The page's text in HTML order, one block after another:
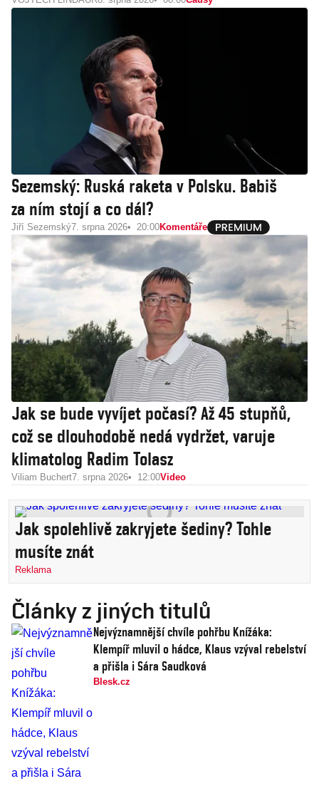
Sezemský: Ruská raketa v Polsku. Babiš
za ním stojí a co dál?
Jiří Sezemský7. srpna 2026 20:00Komentáře
Jak se bude vyvíjet počasí? Až 45 stupňů,
což se dlouhodobě nedá vydržet, varuje
klimatolog Radim Tolasz
Viliam Buchert7. srpna 2026 12:00Video
Jak spolehlivě zakryjete šediny? Tohle
musíte znát
Reklama
Články z jiných titulů
Nejvýznamnější chvíle pohřbu Knížáka:
Klempíř mluvil o hádce, Klaus vzýval rebelství
a přišla i Sára Saudková
Blesk.cz